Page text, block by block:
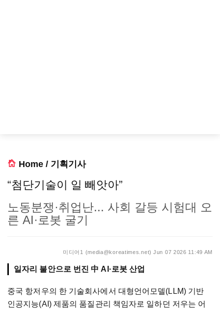
Home / 기획기사
“첨단기술이 일 빼앗아”
노동분쟁·취업난... 사회 갈등 시험대 오
른 AI·로봇 굴기
미디어1 (media@koreatimes.net) Jun 07 2026 11:49 AM
일자리 불안으로 번진 中 AI·로봇 산업
중국 항저우의 한 기술회사에서 대형언어모델(LLM) 기반
인공지능(AI) 제품의 품질관리 책임자로 일하던 저우는 어